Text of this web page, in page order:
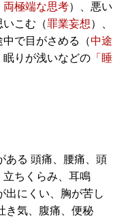
両極端な思考）、悪い
こむ（罪業妄想）、
中で目がさめる（中途
眠りが浅いなどの 「睡
ある 頭痛、腰痛、頭
ちくらみ、耳鳴
出にくい、胸が苦し
き気、腹痛、便秘